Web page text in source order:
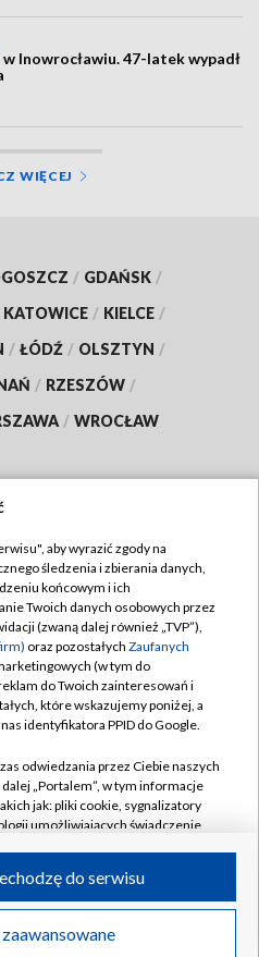
Inowrocławiu. 47-latek wypadł
WIĘCEJ
/ GDAŃSK /
KATOWICE / KIELCE /
/ ŁÓDŹ / OLSZTYN /
/ RZESZÓW /
/ WROCŁAW
TVP
TVP
prywatności
zgody
S.A. w likwidacji
aby wyrazić zgody na
śledzenia i zbierania danych,
końcowym i ich
Twoich danych osobowych przez
(zwaną dalej również „TVP”),
oraz pozostałych Zaufanych
(w tym do
do Twoich zainteresowań i
które wskazujemy poniżej, a
identyfikatora PPID do Google.
odwiedzania przez Ciebie naszych
„Portalem”, w tym informacje
jak: pliki cookie, sygnalizatory
umożliwiających świadczenie
odwiedzania przez Ciebie
takie jak adresy IP, identyfikatory
do serwisu